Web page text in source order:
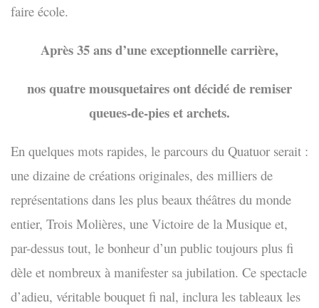
faire école.
Après 35 ans d’une exceptionnelle carrière,
nos quatre mousquetaires ont décidé de remiser
queues-de-pies et archets.
En quelques mots rapides, le parcours du Quatuor serait :
une dizaine de créations originales, des milliers de
représentations dans les plus beaux théâtres du monde
entier, Trois Molières, une Victoire de la Musique et,
par-dessus tout, le bonheur d’un public toujours plus fi
dèle et nombreux à manifester sa jubilation. Ce spectacle
d’adieu, véritable bouquet fi nal, inclura les tableaux les